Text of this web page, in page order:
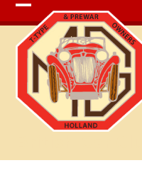
Open
mobile
menu
Close
mobile
menu